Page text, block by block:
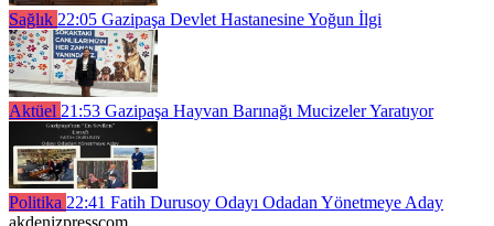
Sağlık 22:05 Gazipaşa Devlet Hastanesine Yoğun İlgi
Aktüel 21:53 Gazipaşa Hayvan Barınağı Mucizeler Yaratıyor
Politika 22:41 Fatih Durusoy Odayı Odadan Yönetmeye Aday
akdenizpresscom